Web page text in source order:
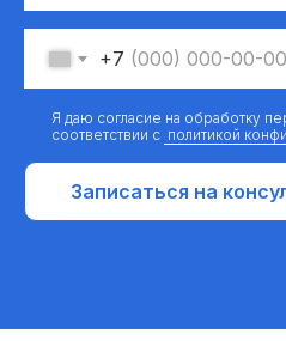
+7
Я даю согласие на обработку
соответствии с политикой
Записаться на